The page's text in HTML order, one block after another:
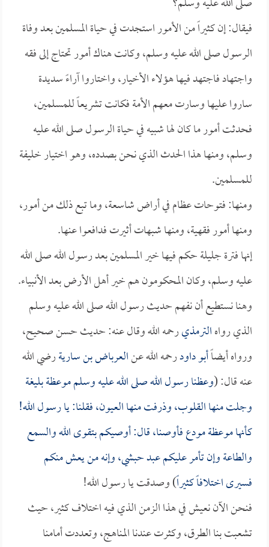
فيقال: إن كثيراً من الأمور استجدت في حياة المسلمين بعد وفاة
الرسول صلى الله عليه وسلم، وكانت هناك أمور تحتاج إلى فقه
واجتهاد فاجتهد فيها هؤلاء الأخيار، واختاروا آراءً سديدة
ساروا عليها وسارت معهم الأمة فكانت تشريعاً للمسلمين،
فحدثت أمور ما كان لها شبيه في حياة الرسول صلى الله عليه
وسلم، ومنها هذا الحدث الذي نحن بصدده، وهو اختيار خليفة
للمسلمين.
ومنها: فتوحات عظام في أراض شاسعة، وما تبع ذلك من أمور،
ومنها أمور فقهية، ومنها شبهات أثيرت فدافعوا عنها.
إنها فترة جليلة حكم فيها خير المسلمين بعد رسول الله صلى الله
عليه وسلم، وكان المحكومون هم خير أهل الأرض بعد الأنبياء.
وهنا نستطيع أن نفهم حديث رسول الله صلى الله عليه وسلم
الذي رواهالترمذيرحمه الله وقال عنه: حديث حسن صحيح،
ورواه أيضاًأبو داودرحمه الله عنالعرباض بن ساريةرضي الله
عنه قال: (وعظنا رسول الله صلى الله عليه وسلم موعظة بليغة
وجلت منها القلوب، وذرفت منها العيون، فقلنا: يا رسول الله!
كأنها موعظة مودع فأوصنا، قال: أوصيكم بتقوى الله والسمع
والطاعة وإن تأمر عليكم عبد حبشي، وإنه من يعش منكم
فسيرى اختلافاً كثيراً) وصدقت يا رسول الله!
فنحن الآن نعيش في هذا الزمن الذي فيه اختلاف كثير، حيث
تشعبت بنا الطرق، وكثرت عندنا المناهج، وتعددت أمامنا